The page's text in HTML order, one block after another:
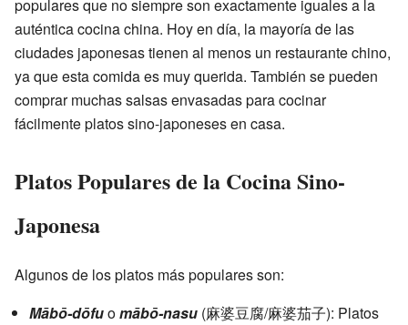
populares que no siempre son exactamente iguales a la
auténtica cocina china. Hoy en día, la mayoría de las
ciudades japonesas tienen al menos un restaurante chino,
ya que esta comida es muy querida. También se pueden
comprar muchas salsas envasadas para cocinar
fácilmente platos sino-japoneses en casa.
Platos Populares de la Cocina Sino-
Japonesa
Algunos de los platos más populares son:
Mābō-dōfuomābō-nasu (麻婆豆腐/麻婆茄子): Platos